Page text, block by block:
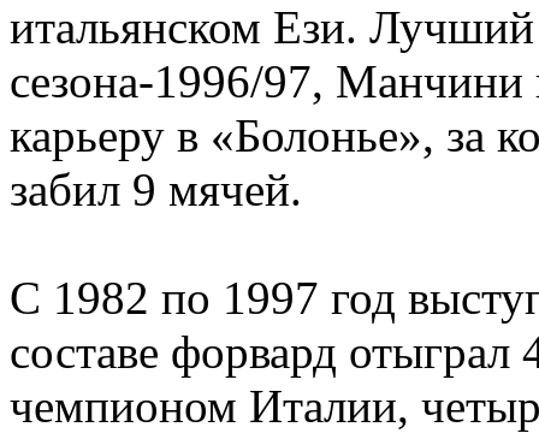
итальянском Ези.
сезона-1996/97,
карьеру в «Болонье», за
забил 9 мячей.
С 1982 по 1997 год
составе форвард отыграл
чемпионом Италии,